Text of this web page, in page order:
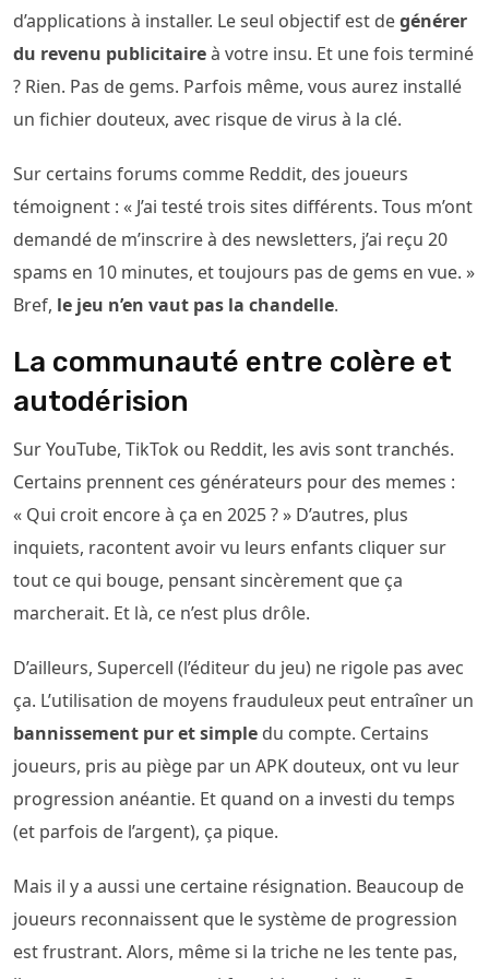
d’applications à installer. Le seul objectif est degénérer
du revenu publicitaireà votre insu. Et une fois terminé
? Rien. Pas de gems. Parfois même, vous aurez installé
un fichier douteux, avec risque de virus à la clé.
Sur certains forums comme Reddit, des joueurs
témoignent : « J’ai testé trois sites différents. Tous m’ont
demandé de m’inscrire à des newsletters, j’ai reçu 20
spams en 10 minutes, et toujours pas de gems en vue. »
Bref, le jeu n’en vaut pas la chandelle.
La communauté entre colère et
autodérision
Sur YouTube, TikTok ou Reddit, les avis sont tranchés.
Certains prennent ces générateurs pour des memes :
« Qui croit encore à ça en 2025 ? » D’autres, plus
inquiets, racontent avoir vu leurs enfants cliquer sur
tout ce qui bouge, pensant sincèrement que ça
marcherait. Et là, ce n’est plus drôle.
D’ailleurs, Supercell (l’éditeur du jeu) ne rigole pas avec
ça. L’utilisation de moyens frauduleux peut entraîner un
bannissement pur et simple du compte. Certains
joueurs, pris au piège par un APK douteux, ont vu leur
progression anéantie. Et quand on a investi du temps
(et parfois de l’argent), ça pique.
Mais il y a aussi une certaine résignation. Beaucoup de
joueurs reconnaissent que le système de progression
est frustrant. Alors, même si la triche ne les tente pas,